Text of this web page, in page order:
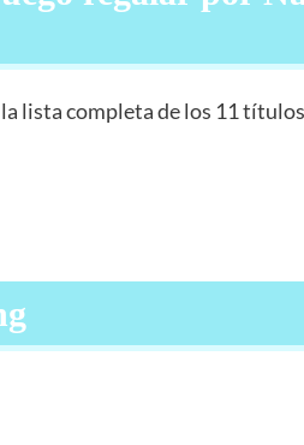
lista completa de los 11